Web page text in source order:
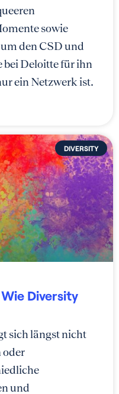
sowie
den CSD und
Deloitte für ihn
ein Netzwerk ist.
DIVERSITY
Diversity
sich längst nicht
oder
und